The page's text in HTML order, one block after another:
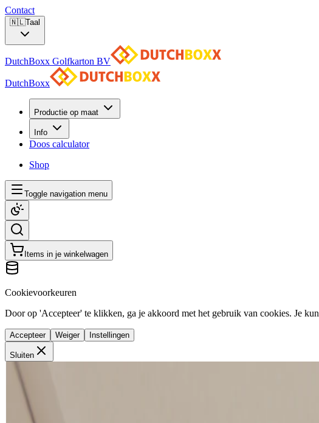
Contact
🇳🇱Taal
DutchBoxx Golfkarton BV
DutchBoxx
Productie op maat
Info
Doos calculator
Shop
Toggle navigation menu
Items in je winkelwagen
Cookievoorkeuren
Door op 'Accepteer' te klikken, ga je akkoord met het gebruik van cookies. Je
Accepteer Weiger Instellingen
Sluiten